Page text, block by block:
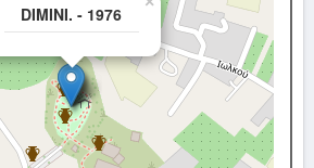
DIMINI. - 1976